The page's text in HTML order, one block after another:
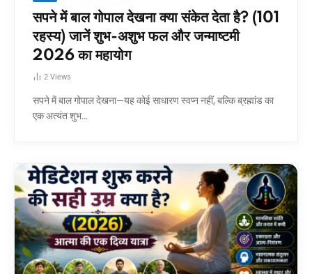
सपने में बाल गोपाल देखना क्या संकेत देता है? (101
रहस्य) जानें शुभ-अशुभ फल और जन्माष्टमी
2026 का महायोग
2 Views
सपने में बाल गोपाल देखना—यह कोई साधारण स्वप्न नहीं, बल्कि ब्रह्मांड का
एक अत्यंत शुभ…